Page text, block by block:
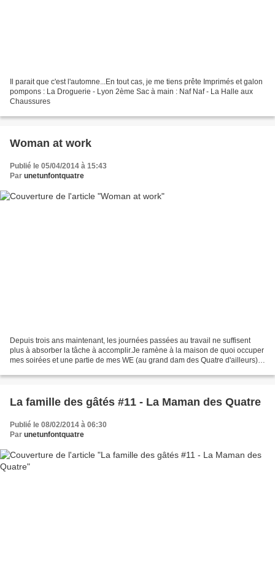
Il parait que c'est l'automne...En tout cas, je me tiens prête Imprimés et galon
pompons : La Droguerie - Lyon 2ème Sac à main : Naf Naf - La Halle aux
Chaussures
Woman at work
Publié le 05/04/2014 à 15:43
Par unetunfontquatre
Depuis trois ans maintenant, les journées passées au travail ne suffisent
plus à absorber la tâche à accomplir.Je ramène à la maison de quoi occuper
mes soirées et une partie de mes WE (au grand dam des Quatre d'ailleurs).
La famille des gâtés #11 - La Maman des Quatre
Publié le 08/02/2014 à 06:30
Par unetunfontquatre